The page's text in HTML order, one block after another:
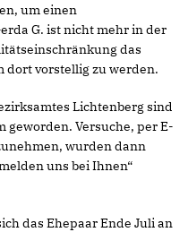
um einen
G. ist nicht mehr in der
das
dort vorstellig zu werden.
Lichtenberg sind
Versuche, per E-
wurden dann
uns bei Ihnen“
das Ehepaar Ende Juli an